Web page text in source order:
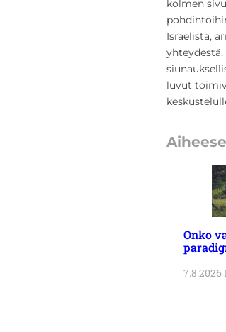
kolmen
Israelista,
luvut
Onko
7.8.2026